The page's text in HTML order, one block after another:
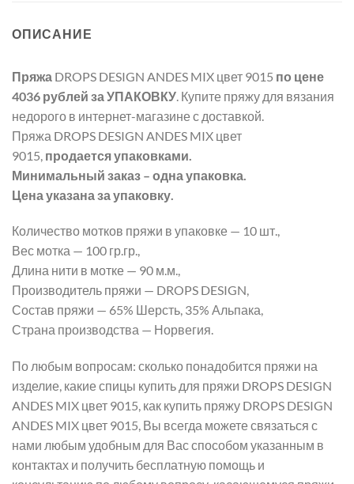
ОПИСАНИЕ
Пряжа DROPS DESIGN ANDES MIX цвет 9015 по цене
4036 рублей за УПАКОВКУ . Купите пряжу для вязания
недорого в интернет-магазине с доставкой.
Пряжа DROPS DESIGN ANDES MIX цвет
9015, продается упаковками.
Минимальный заказ – одна упаковка.
Цена указана за упаковку.
Количество мотков пряжи в упаковке — 10 шт.,
Вес мотка — 100 гр.гр.,
Длина нити в мотке — 90 м.м.,
Производитель пряжи — DROPS DESIGN,
Состав пряжи — 65% Шерсть, 35% Альпака,
Страна производства — Норвегия.
По любым вопросам: сколько понадобится пряжи на
изделие, какие спицы купить для пряжи DROPS DESIGN
ANDES MIX цвет 9015, как купить пряжу DROPS DESIGN
ANDES MIX цвет 9015, Вы всегда можете связаться с
нами любым удобным для Вас способом указанным в
контактах и получить бесплатную помощь и